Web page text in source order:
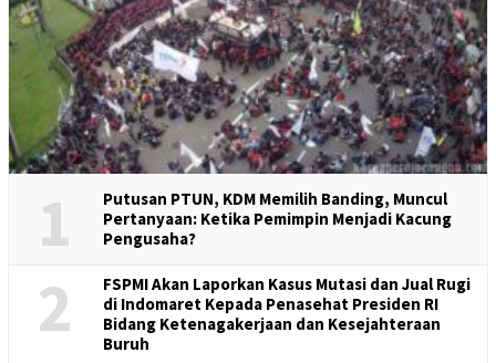
1
Putusan PTUN, KDM Memilih Banding, Muncul
Pertanyaan: Ketika Pemimpin Menjadi Kacung
Pengusaha?
2
FSPMI Akan Laporkan Kasus Mutasi dan Jual Rugi
di Indomaret Kepada Penasehat Presiden RI
Bidang Ketenagakerjaan dan Kesejahteraan
Buruh